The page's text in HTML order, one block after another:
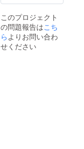
ご希望
の場合
は当社
宛にご
相談く
このプロジェクト
の問題報告はこち
らよりお問い合わ
せください